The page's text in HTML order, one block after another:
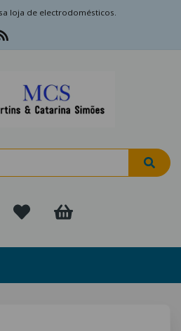
loja de electrodomésticos.